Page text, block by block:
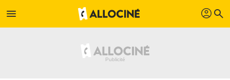
menu profil search